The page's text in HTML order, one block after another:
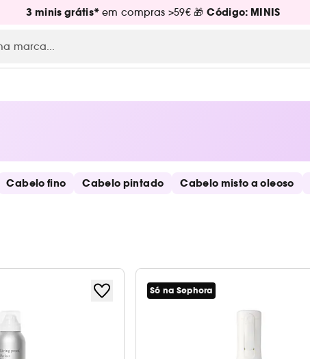
3 minis grátis* em compras >59€ 🎁Código: MINIS
Cabelo fino Cabelo pintado Cabelo misto a oleoso
Só na Sephora